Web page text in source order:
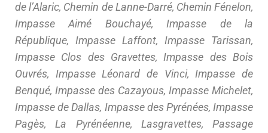
de l’Alaric, Chemin de Lanne-Darré, Chemin Fénelon,
Impasse Aimé Bouchayé, Impasse de la
République, Impasse Laffont, Impasse Tarissan,
Impasse Clos des Gravettes, Impasse des Bois
Ouvrés, Impasse Léonard de Vinci, Impasse de
Benqué, Impasse des Cazayous, Impasse Michelet,
Impasse de Dallas, Impasse des Pyrénées, Impasse
Pagès, La Pyrénéenne, Lasgravettes, Passage